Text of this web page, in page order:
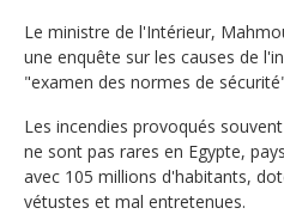
Le ministre de l'Intérieur,
une enquête sur les causes de
"examen des normes de
Les incendies provoqués
ne sont pas rares en Egypte,
avec 105 millions d'habitants,
vétustes et mal entretenues.